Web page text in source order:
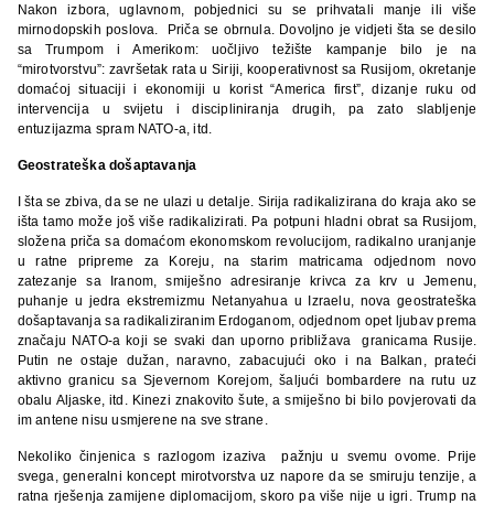
Nakon izbora, uglavnom, pobjednici su se prihvatali manje ili više
mirnodopskih poslova. Priča se obrnula. Dovoljno je vidjeti šta se desilo
sa Trumpom i Amerikom: uočljivo težište kampanje bilo je na
“mirotvorstvu”: završetak rata u Siriji, kooperativnost sa Rusijom, okretanje
domaćoj situaciji i ekonomiji u korist “America first”, dizanje ruku od
intervencija u svijetu i discipliniranja drugih, pa zato slabljenje
entuzijazma spram NATO-a, itd.
Geostrateška došaptavanja
I šta se zbiva, da se ne ulazi u detalje. Sirija radikalizirana do kraja ako se
išta tamo može još više radikalizirati. Pa potpuni hladni obrat sa Rusijom,
složena priča sa domaćom ekonomskom revolucijom, radikalno uranjanje
u ratne pripreme za Koreju, na starim matricama odjednom novo
zatezanje sa Iranom, smiješno adresiranje krivca za krv u Jemenu,
puhanje u jedra ekstremizmu Netanyahua u Izraelu, nova geostrateška
došaptavanja sa radikaliziranim Erdoganom, odjednom opet ljubav prema
značaju NATO-a koji se svaki dan uporno približava granicama Rusije.
Putin ne ostaje dužan, naravno, zabacujući oko i na Balkan, prateći
aktivno granicu sa Sjevernom Korejom, šaljući bombardere na rutu uz
obalu Aljaske, itd. Kinezi znakovito šute, a smiješno bi bilo povjerovati da
im antene nisu usmjerene na sve strane.
Nekoliko činjenica s razlogom izaziva pažnju u svemu ovome. Prije
svega, generalni koncept mirotvorstva uz napore da se smiruju tenzije, a
ratna rješenja zamijene diplomacijom, skoro pa više nije u igri. Trump na